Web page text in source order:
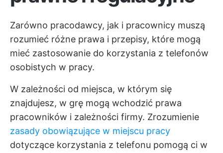
Zarówno pracodawcy, jak i pracownicy muszą
rozumieć różne prawa i przepisy, które mogą
mieć zastosowanie do korzystania z telefonów
osobistych w pracy.
W zależności od miejsca, w którym się
znajdujesz, w grę mogą wchodzić prawa
pracowników i zależności firmy. Zrozumienie
zasady obowiązujące w miejscu pracy
dotyczące korzystania z telefonu pomogą ci w